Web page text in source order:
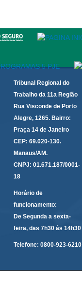
Tribunal Regional do
Trabalho da 11a Região
Rua Visconde de Porto
Alegre, 1265. Bairro:
Praça 14 de Janeiro
CEP: 69.020-130.
Manaus/AM.
CNPJ: 01.671.187/0001-
18
Horário de
funcionamento:
De Segunda a sexta-
feira, das 7h30 às 14h30
Telefone: 0800-923-6210